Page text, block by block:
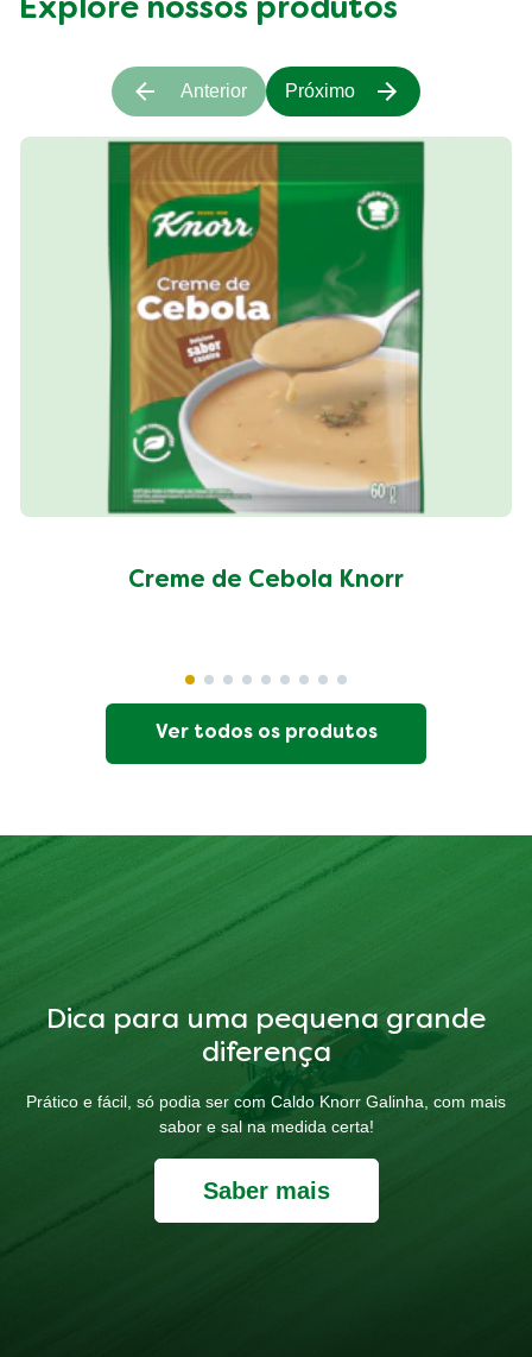
Explore nossos produtos
Creme de Cebola Knorr
Anterior Próximo
Ver todos os produtos
Dica para uma pequena grande
diferença
Prático e fácil, só podia ser com Caldo Knorr Galinha, com mais
sabor e sal na medida certa!
Saber mais